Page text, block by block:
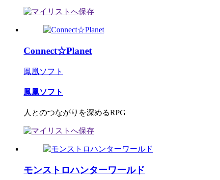
Connect☆Planet
鳳凰ソフト
鳳凰ソフト
人とのつながりを深めるRPG
モンストロハンターワールド